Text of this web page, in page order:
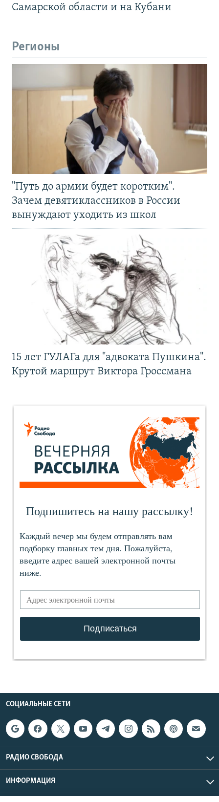
Самарской области и на Кубани
Регионы
"Путь до армии будет коротким".
Зачем девятиклассников в России
вынуждают уходить из школ
15 лет ГУЛАГа для "адвоката Пушкина".
Крутой маршрут Виктора Гроссмана
СОЦИАЛЬНЫЕ СЕТИ
РАДИО СВОБОДА
ИНФОРМАЦИЯ